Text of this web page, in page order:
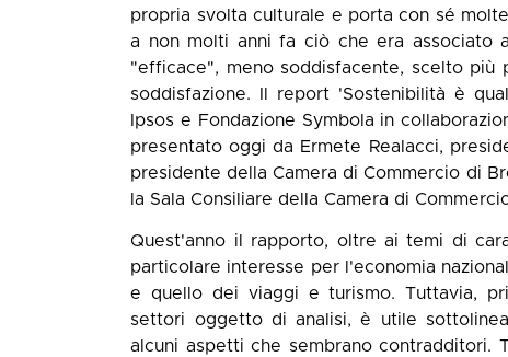
propria svolta culturale e porta con sé
a non molti anni fa ciò che era associato
"efficace", meno soddisfacente, scelto più
soddisfazione. Il report 'Sostenibilità è
Ipsos e Fondazione Symbola in
presentato oggi da Ermete Realacci,
presidente della Camera di Commercio di
la Sala Consiliare della Camera di
Quest'anno il rapporto, oltre ai temi di
particolare interesse per l'economia
e quello dei viaggi e turismo. Tuttavia,
settori oggetto di analisi, è utile
alcuni aspetti che sembrano contradditori.